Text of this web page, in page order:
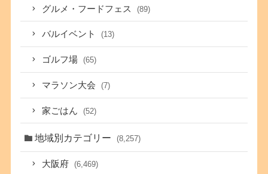
グルメ・フードフェス (89)
バルイベント (13)
ゴルフ場 (65)
マラソン大会 (7)
家ごはん (52)
地域別カテゴリー (8,257)
大阪府 (6,469)